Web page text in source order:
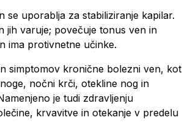
se uporablja za stabiliziranje kapilar.
jih varuje; povečuje tonus ven in
ima protivnetne učinke.
simptomov kronične bolezni ven, kot
nočni krči, otekline nog in
je tudi zdravljenju
krvavitve in otekanje v predelu